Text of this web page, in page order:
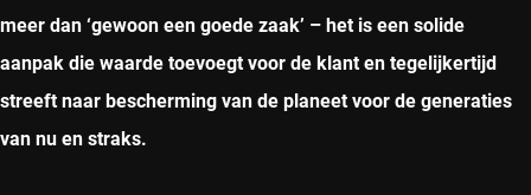
meer dan ‘gewoon een goede zaak’ – het is een solide
aanpak die waarde toevoegt voor de klant en tegelijkertijd
streeft naar bescherming van de planeet voor de generaties
van nu en straks.